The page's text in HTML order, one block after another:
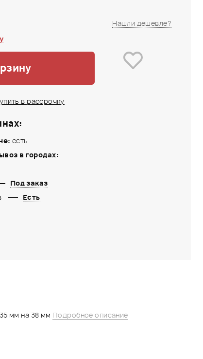
мм на 38 мм Подробное описание
Нашли дешевле?
в рассрочку
есть
в городах:
Под заказ
Есть